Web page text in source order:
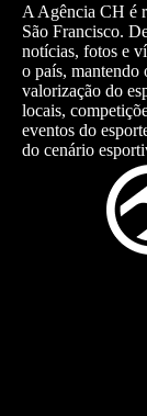
A Agência CH é
São Francisco.
notícias, fotos e
o país, mantendo
valorização do
locais,
eventos do
do cenário